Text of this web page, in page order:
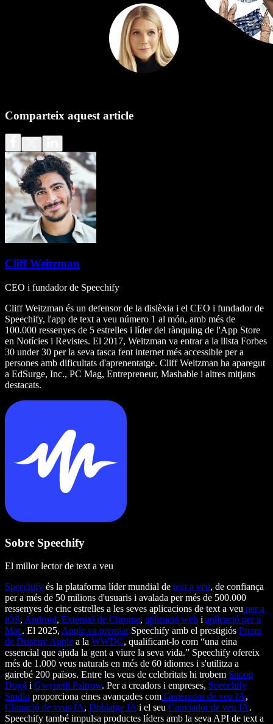
Comparteix aquest article
Cliff Weitzman
CEO i fundador de Speechify
Cliff Weitzman és un defensor de la dislèxia i el CEO i fundador de
Speechify, l'app de text a veu número 1 al món, amb més de
100.000 ressenyes de 5 estrelles i líder del rànquing de l'App Store
en Notícies i Revistes. El 2017, Weitzman va entrar a la llista Forbes
30 under 30 per la seva tasca fent internet més accessible per a
persones amb dificultats d'aprenentatge. Cliff Weitzman ha aparegut
a EdSurge, Inc., PC Mag, Entrepreneur, Mashable i altres mitjans
destacats.
Sobre Speechify
El millor lector de text a veu
Speechify és la plataforma líder mundial de text a veu, de confiança
per a més de 50 milions d'usuaris i avalada per més de 500.000
ressenyes de cinc estrelles a les seves aplicacions de text a veu per a
iOS, Android, Extensió de Chrome, aplicació web i aplicació per a
Mac. El 2025, Apple va premiarSpeechify amb el prestigiós Premi
de Disseny Apple a la WWDC, qualificant-lo com “una eina
essencial que ajuda la gent a viure la seva vida.” Speechify ofereix
més de 1.000 veus naturals en més de 60 idiomes i s'utilitza a
gairebé 200 països. Entre les veus de celebritats hi trobem Snoop
Dogg i Gwyneth Paltrow. Per a creadors i empreses, Speechify
Studio proporciona eines avançades com Generador de veu IA,
Clonació de veus IA, Doblatge IA i el seu Canviador de veu IA.
Speechify també impulsa productes líders amb la seva API de text a